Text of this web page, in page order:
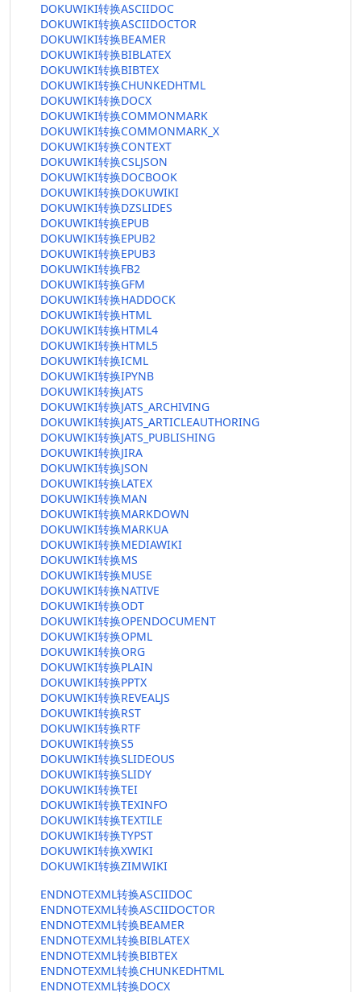
DOKUWIKI转换ASCIIDOC
DOKUWIKI转换ASCIIDOCTOR
DOKUWIKI转换BEAMER
DOKUWIKI转换BIBLATEX
DOKUWIKI转换BIBTEX
DOKUWIKI转换CHUNKEDHTML
DOKUWIKI转换DOCX
DOKUWIKI转换COMMONMARK
DOKUWIKI转换COMMONMARK_X
DOKUWIKI转换CONTEXT
DOKUWIKI转换CSLJSON
DOKUWIKI转换DOCBOOK
DOKUWIKI转换DOKUWIKI
DOKUWIKI转换DZSLIDES
DOKUWIKI转换EPUB
DOKUWIKI转换EPUB2
DOKUWIKI转换EPUB3
DOKUWIKI转换FB2
DOKUWIKI转换GFM
DOKUWIKI转换HADDOCK
DOKUWIKI转换HTML
DOKUWIKI转换HTML4
DOKUWIKI转换HTML5
DOKUWIKI转换ICML
DOKUWIKI转换IPYNB
DOKUWIKI转换JATS
DOKUWIKI转换JATS_ARCHIVING
DOKUWIKI转换JATS_ARTICLEAUTHORING
DOKUWIKI转换JATS_PUBLISHING
DOKUWIKI转换JIRA
DOKUWIKI转换JSON
DOKUWIKI转换LATEX
DOKUWIKI转换MAN
DOKUWIKI转换MARKDOWN
DOKUWIKI转换MARKUA
DOKUWIKI转换MEDIAWIKI
DOKUWIKI转换MS
DOKUWIKI转换MUSE
DOKUWIKI转换NATIVE
DOKUWIKI转换ODT
DOKUWIKI转换OPENDOCUMENT
DOKUWIKI转换OPML
DOKUWIKI转换ORG
DOKUWIKI转换PLAIN
DOKUWIKI转换PPTX
DOKUWIKI转换REVEALJS
DOKUWIKI转换RST
DOKUWIKI转换RTF
DOKUWIKI转换S5
DOKUWIKI转换SLIDEOUS
DOKUWIKI转换SLIDY
DOKUWIKI转换TEI
DOKUWIKI转换TEXINFO
DOKUWIKI转换TEXTILE
DOKUWIKI转换TYPST
DOKUWIKI转换XWIKI
DOKUWIKI转换ZIMWIKI
ENDNOTEXML转换ASCIIDOC
ENDNOTEXML转换ASCIIDOCTOR
ENDNOTEXML转换BEAMER
ENDNOTEXML转换BIBLATEX
ENDNOTEXML转换BIBTEX
ENDNOTEXML转换CHUNKEDHTML
ENDNOTEXML转换DOCX